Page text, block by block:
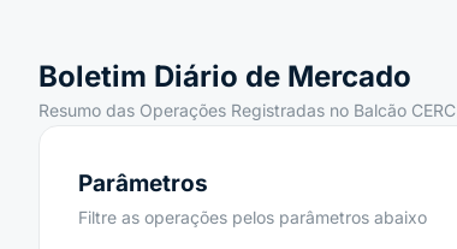
Boletim Diário de Mercado
Resumo das Operações Registradas no Balcão CERC
Parâmetros
Filtre as operações pelos parâmetros abaixo